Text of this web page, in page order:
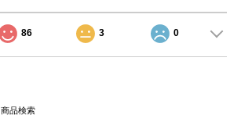
86 3 0
商品検索